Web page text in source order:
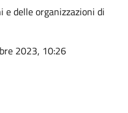
e delle organizzazioni di
2023, 10:26